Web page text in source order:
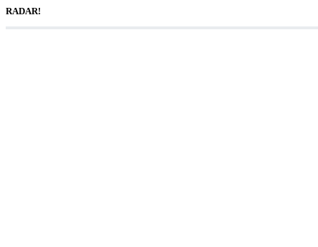
RADAR!